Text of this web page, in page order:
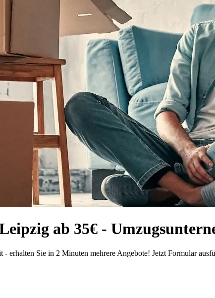
ab 35€ -
Sie in 2 Minuten mehrere Angebote! Jetzt Formular